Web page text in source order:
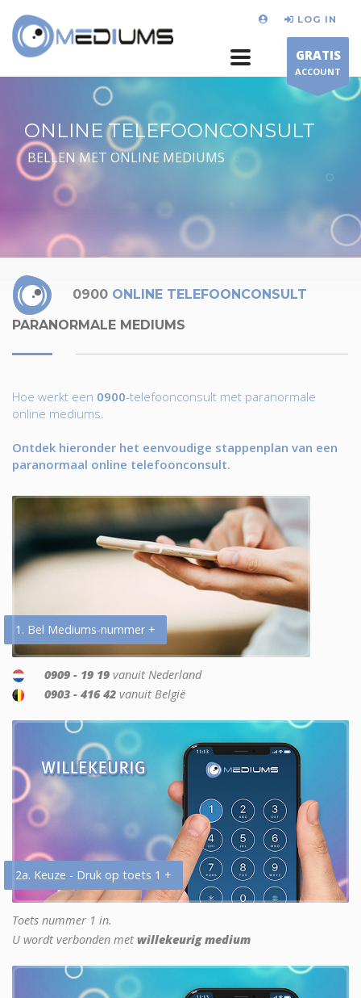
LOG IN
GRATIS
ACCOUNT
ONLINE TELEFOONCONSULT
BELLEN MET ONLINE MEDIUMS
0900 ONLINE TELEFOONCONSULT
PARANORMALE MEDIUMS
Hoe werkt een 0900-telefoonconsult met paranormale
online mediums.
Ontdek hieronder het eenvoudige stappenplan van een
paranormaal online telefoonconsult.
1. Bel Mediums-nummer +
0909 - 19 19 vanuit Nederland
0903 - 416 42 vanuit België
2a. Keuze - Druk op toets 1 +
Toets nummer 1 in.
U wordt verbonden met willekeurig medium